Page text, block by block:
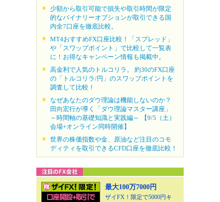
少額から取引可能で損失や取引時間が限定
的なバイナリーオプションが取引できる国
内全7口座を徹底比較。
MT4おすすめFX口座比較！「スプレッド」
や「スワップポイント」で比較して一覧表
に！お得なキャンペーン情報も掲載中。
高金利で人気のトルコリラ。 約30のFX口座
の「トルコリラ/円」のスワップポイントを
調査して比較！
なぜあなたのダウ理論は機能しないのか？
田向宏行が導く「ダウ理論マスター講座」
～時間軸の基礎知識と実践編～ 【9/5（土）
会場+オンライン同時開催】
世界の株価指数や金、原油など注目のコモ
ディティを取引できるCFD口座を徹底比較！
最大100万7000円
ザイFX！限定で5000円キ